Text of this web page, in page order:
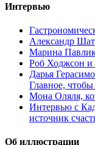
Интервью
Александр
Марина
Роб Ходжсон и
Дарья
Главное,
Мона Оляля,
Интервью с
источник
Об иллюстрации